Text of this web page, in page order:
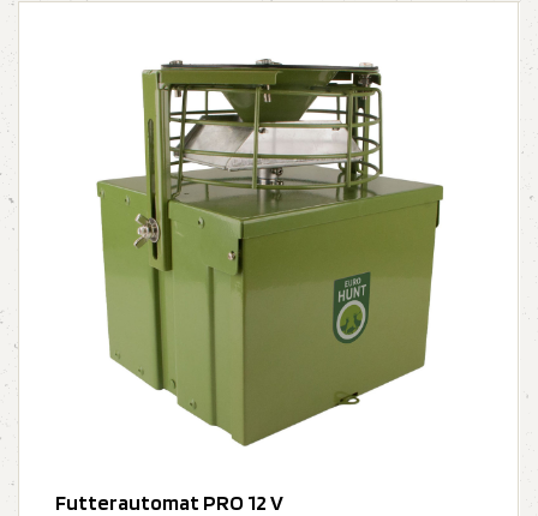
Futterautomat PRO 12 V